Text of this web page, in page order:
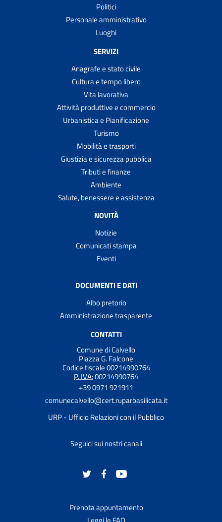
Politici
Personale amministrativo
Luoghi
SERVIZI
Anagrafe e stato civile
Cultura e tempo libero
Vita lavorativa
Attività produttive e commercio
Urbanistica e Pianificazione
Turismo
Mobilità e trasporti
Giustizia e sicurezza pubblica
Tributi e finanze
Ambiente
Salute, benessere e assistenza
NOVITÀ
Notizie
Comunicati stampa
Eventi
DOCUMENTI E DATI
Albo pretorio
Amministrazione trasparente
CONTATTI
Comune di Calvello
Piazza G. Falcone
Codice fiscale 00214990764
P. IVA:00214990764
+39 0971 921911
comunecalvello@cert.ruparbasilicata.it
URP - Ufficio Relazioni con il Pubblico
Seguici sui nostri canali
Prenota appuntamento